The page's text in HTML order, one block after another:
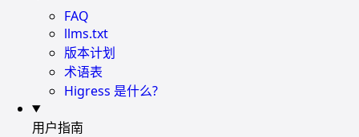
FAQ
llms.txt
版本计划
术语表
Higress 是什么?
用户指南